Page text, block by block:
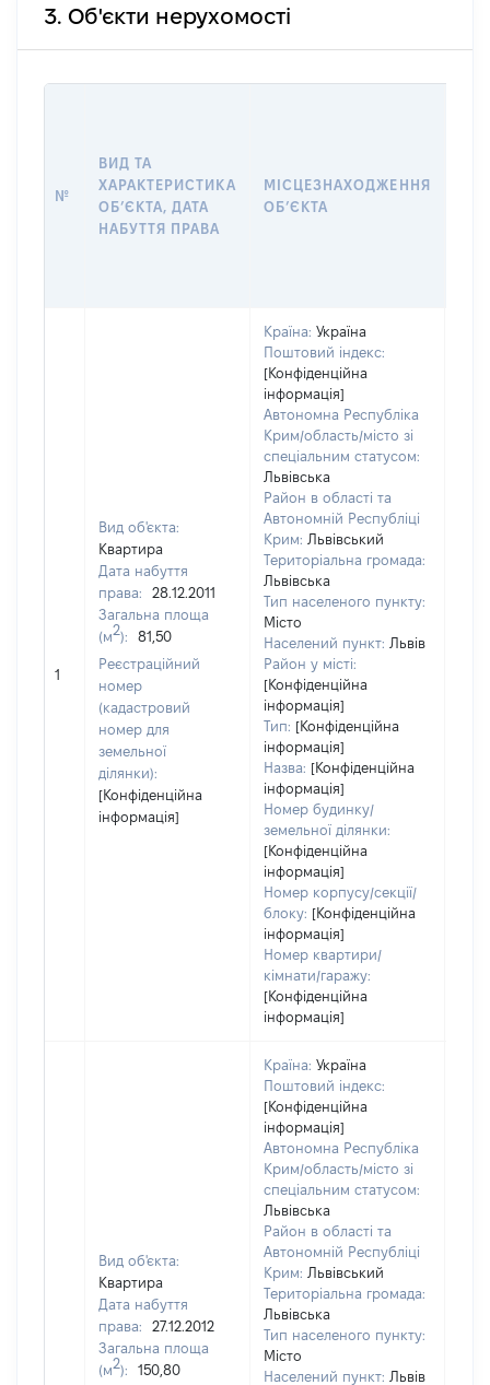
3. Об'єкти нерухомості
№
ВИД ТА
ХАРАКТЕРИСТИКА
ОБʼЄКТА, ДАТА
НАБУТТЯ ПРАВА
МІСЦЕЗНАХОДЖЕННЯ
ОБʼЄКТА
1
Вид об'єкта:
Квартира
Дата набуття
права:
28.12.2011
Загальна площа
(м2):
81,50
Реєстраційний
номер
(кадастровий
номер для
земельної
ділянки):
[Конфіденційна
інформація]
Країна: Україна
Поштовий індекс:
[Конфіденційна
інформація]
Автономна Республіка
Крим/область/місто зі
спеціальним статусом:
Львівська
Район в області та
Автономній Республіці
Крим: Львівський
Територіальна громада:
Львівська
Тип населеного пункту:
Місто
Населений пункт: Львів
Район у місті:
[Конфіденційна
інформація]
Тип: [Конфіденційна
інформація]
Назва: [Конфіденційна
інформація]
Номер будинку/
земельної ділянки:
[Конфіденційна
інформація]
Номер корпусу/секції/
блоку: [Конфіденційна
інформація]
Номер квартири/
кімнати/гаражу:
[Конфіденційна
інформація]
Вид об'єкта:
Квартира
Дата набуття
права:
27.12.2012
Загальна площа
(м2):
150,80
Країна: Україна
Поштовий індекс:
[Конфіденційна
інформація]
Автономна Республіка
Крим/область/місто зі
спеціальним статусом:
Львівська
Район в області та
Автономній Республіці
Крим: Львівський
Територіальна громада:
Львівська
Тип населеного пункту:
Місто
Населений пункт: Львів